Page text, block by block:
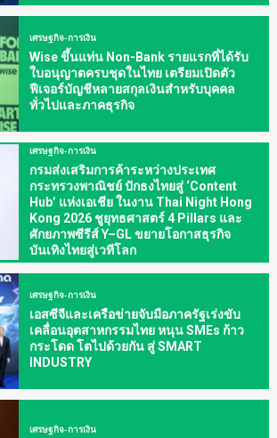
เศรษฐกิจ-การเงิน
Wise ขึ้นแท่น Non-Bank รายแรกที่ได้รับ
ใบอนุญาตครบชุดในไทย เตรียมเปิดตัว
ฟีเจอร์บัญชีหลายสกุลเงินสำหรับบุคคล
ทั่วไปและภาคธุรกิจ
เศรษฐกิจ-การเงิน
กรมส่งเสริมการค้าระหว่างประเทศ
กระทรวงพาณิชย์ ปักธงไทยสู่ ‘Content
Hub’ แห่งเอเชีย ในงาน Thai Night Hong
Kong 2026 ชูยุทธศาสตร์ 4 Pillars และ
ศักยภาพซีรีส์ Y–GL ขยายโอกาสธุรกิจ
บันเทิงไทยสู่เวทีโลก
เศรษฐกิจ-การเงิน
เอสซีจีและเครือข่ายจับมือภาครัฐเร่งขับ
เคลื่อนอุตสาหกรรมไทย หนุน SMEs ก้าว
กระโดด โตไปด้วยกัน สู่ SMART
INDUSTRY
เศรษฐกิจ-การเงิน